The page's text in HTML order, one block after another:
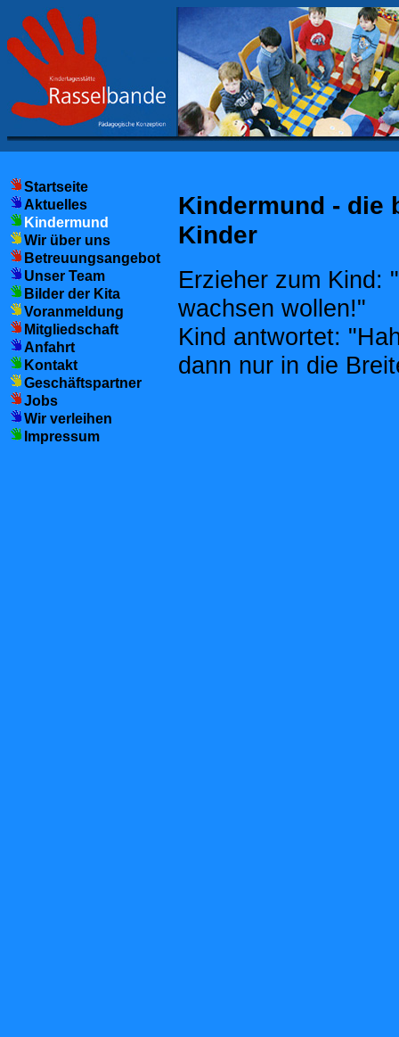
Startseite
Aktuelles
Kindermund
Wir über uns
Betreuungsangebot
Unser Team
Bilder der Kita
Voranmeldung
Mitgliedschaft
Anfahrt
Kontakt
Geschäftspartner
Jobs
Wir verleihen
Impressum
Kindermund - die
Kinder
Erzieher zum Kind:
wachsen wollen!"
Kind antwortet:
dann nur in die